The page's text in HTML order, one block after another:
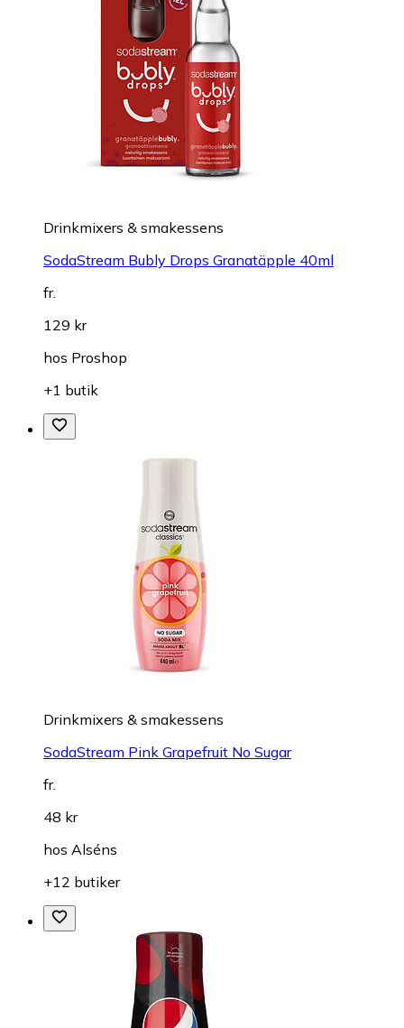
Drinkmixers & smakessens
SodaStream Bubly Drops Granatäpple 40ml
fr.
129 kr
hos Proshop
+1 butik
Drinkmixers & smakessens
SodaStream Pink Grapefruit No Sugar
fr.
48 kr
hos Alséns
+12 butiker